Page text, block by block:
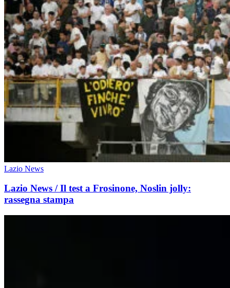
Lazio News
Lazio News / Il test a Frosinone, Noslin jolly:
rassegna stampa